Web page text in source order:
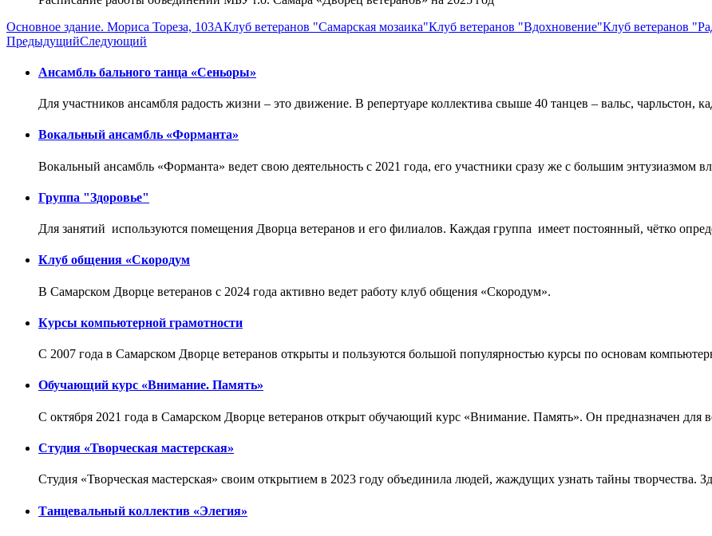
Основное здание. Мориса Тореза, 103АКлуб ветеранов "Самарская мозаика"Клуб ветеранов "Вдохновение"Клуб ветеранов
ПредыдущийСледующий
Ансамбль бального танца «Сеньоры»
Для участников ансамбля радость жизни – это движение. В репертуаре коллектива свыше 40 танцев – вальс, чарльстон,
Вокальный ансамбль «Форманта»
Вокальный ансамбль «Форманта» ведет свою деятельность с 2021 года, его участники сразу же с большим энтузиазмом
Группа "Здоровье"
Для занятий используются помещения Дворца ветеранов и его филиалов. Каждая группа имеет постоянный, чётко
Клуб общения «Скородум
В Самарском Дворце ветеранов с 2024 года активно ведет работу клуб общения «Скородум».
Курсы компьютерной грамотности
С 2007 года в Самарском Дворце ветеранов открыты и пользуются большой популярностью курсы по основам
Обучающий курс «Внимание. Память»
С октября 2021 года в Самарском Дворце ветеранов открыт обучающий курс «Внимание. Память». Он предназначен
Студия «Творческая мастерская»
Студия «Творческая мастерская» своим открытием в 2023 году объединила людей, жаждущих узнать тайны творчества.
Танцевальный коллектив «Элегия»